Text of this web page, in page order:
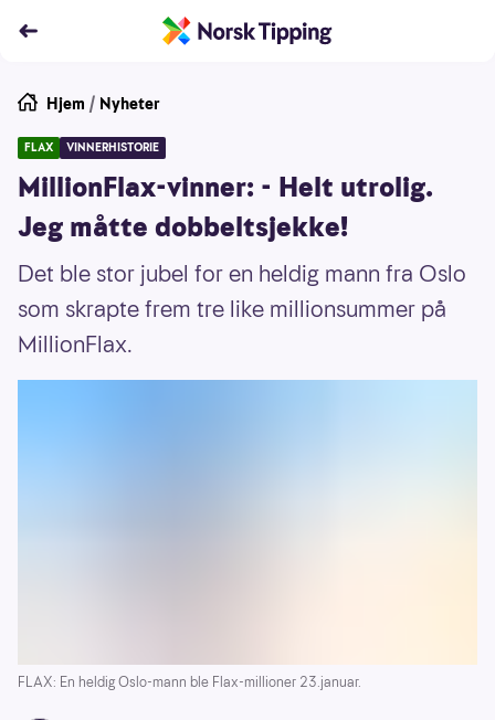
Hjem / Nyheter
FLAX VINNERHISTORIE
MillionFlax-vinner: - Helt utrolig.
Jeg måtte dobbeltsjekke!
Det ble stor jubel for en heldig mann fra Oslo
som skrapte frem tre like millionsummer på
MillionFlax.
FLAX: En heldig Oslo-mann ble Flax-millioner 23.januar.